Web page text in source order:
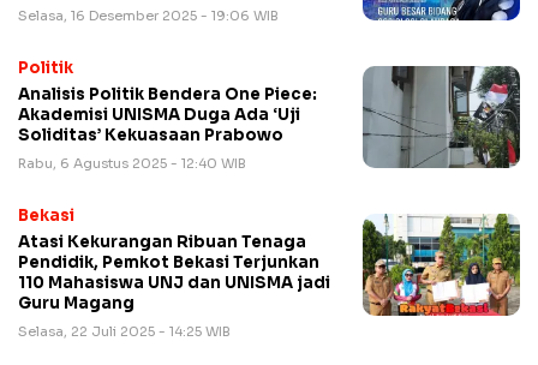
Selasa, 16 Desember 2025 - 19:06 WIB
Politik
Analisis Politik Bendera One Piece:
Akademisi UNISMA Duga Ada ‘Uji
Soliditas’ Kekuasaan Prabowo
Rabu, 6 Agustus 2025 - 12:40 WIB
Bekasi
Atasi Kekurangan Ribuan Tenaga
Pendidik, Pemkot Bekasi Terjunkan
110 Mahasiswa UNJ dan UNISMA jadi
Guru Magang
Selasa, 22 Juli 2025 - 14:25 WIB